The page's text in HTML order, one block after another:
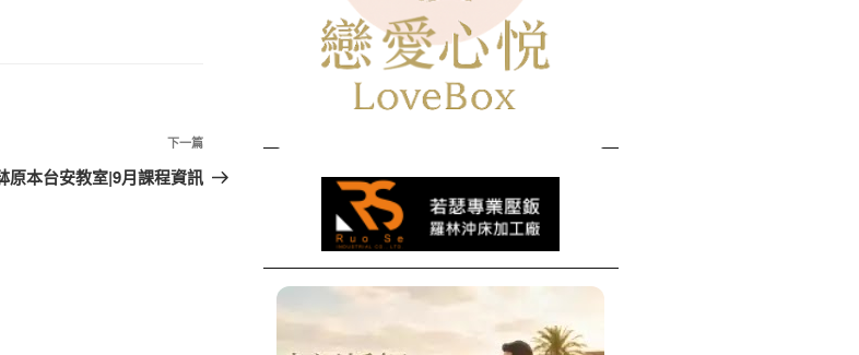
下
一
下一篇
原本台安教室|9月課程資訊